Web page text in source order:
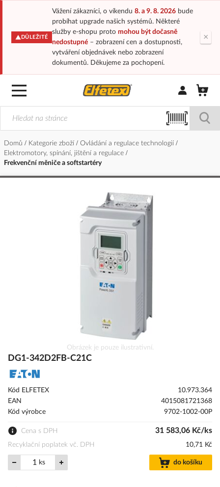
DŮLEŽITÉ
Vážení zákazníci, o víkendu 8. a 9. 8. 2026bude
probíhat upgrade našich systémů. Některé
služby e-shopu proto mohou být dočasně
nedostupné– zobrazení cen a dostupnosti,
vytváření objednávek nebo zobrazení
dokumentů. Děkujeme za pochopení.
×
Přihlásit/
Domů Kategorie zboží
Ovládání a regulace technologií
Elektromotory, spínání, jištění a regulace
Frekvenční měniče a softstartéry
na
galerie
s
Obrázek je pouze ilustrativní.
DG1-342D2FB-C21C
Kód ELFETEX
10.973.364
EAN
4015081721368
Kód výrobce
9702-1002-00P
Cena s DPH 31 583,06 Kč/ks
Recyklační poplatek vč. DPH 10,71 Kč
ks do košíku